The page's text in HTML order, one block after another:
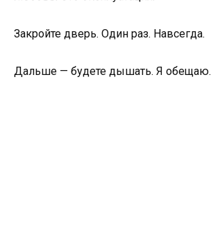
Закройте дверь. Один раз. Навсегда.
Дальше — будете дышать. Я обещаю.